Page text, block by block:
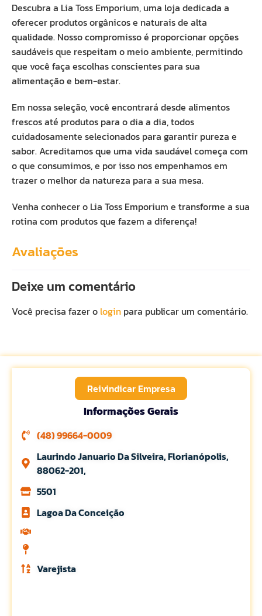
Descubra a Lia Toss Emporium, uma loja dedicada a
oferecer produtos orgânicos e naturais de alta
qualidade. Nosso compromisso é proporcionar opções
saudáveis que respeitam o meio ambiente, permitindo
que você faça escolhas conscientes para sua
alimentação e bem-estar.
Em nossa seleção, você encontrará desde alimentos
frescos até produtos para o dia a dia, todos
cuidadosamente selecionados para garantir pureza e
sabor. Acreditamos que uma vida saudável começa com
o que consumimos, e por isso nos empenhamos em
trazer o melhor da natureza para a sua mesa.
Venha conhecer o Lia Toss Emporium e transforme a sua
rotina com produtos que fazem a diferença!
Avaliações
Deixe um comentário
Você precisa fazer o login para publicar um comentário.
Reivindicar Empresa
Informações Gerais
(48) 99664-0009
Laurindo Januario Da Silveira, Florianópolis,
88062-201,
5501
Lagoa Da Conceiçăo
Varejista